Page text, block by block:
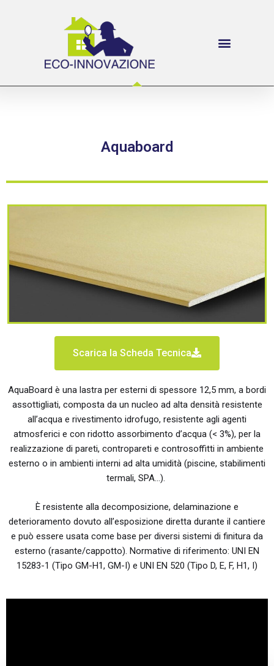
Aquaboard
Scarica la Scheda Tecnica
AquaBoard è una lastra per esterni di spessore 12,5 mm, a bordi
assottigliati, composta da un nucleo ad alta densità resistente
all’acqua e rivestimento idrofugo, resistente agli agenti
atmosferici e con ridotto assorbimento d’acqua (< 3%), per la
realizzazione di pareti, contropareti e controsoffitti in ambiente
esterno o in ambienti interni ad alta umidità (piscine, stabilimenti
termali, SPA…).
È resistente alla decomposizione, delaminazione e
deterioramento dovuto all’esposizione diretta durante il cantiere
e può essere usata come base per diversi sistemi di finitura da
esterno (rasante/cappotto). Normative di riferimento: UNI EN
15283-1 (Tipo GM-H1, GM-I) e UNI EN 520 (Tipo D, E, F, H1, I)